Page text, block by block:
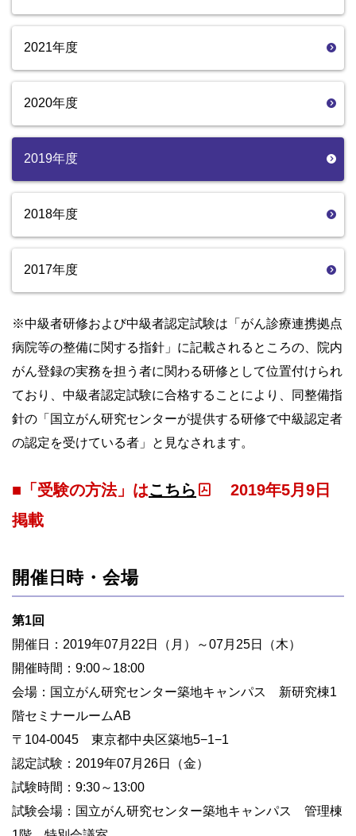
2021年度
2020年度
2019年度
2018年度
2017年度
※中級者研修および中級者認定試験は「がん診療連携拠点
病院等の整備に関する指針」に記載されるところの、院内
がん登録の実務を担う者に関わる研修として位置付けられ
ており、中級者認定試験に合格することにより、同整備指
針の「国立がん研究センターが提供する研修で中級認定者
の認定を受けている者」と見なされます。
■「受験の方法」はこちら
2019年5月9日
掲載
開催日時・会場
第1回
開催日：2019年07月22日（月）～07月25日（木）
開催時間：9:00～18:00
会場：国立がん研究センター築地キャンパス 新研究棟1
階セミナールームAB
〒104-0045 東京都中央区築地5−1−1
認定試験：2019年07月26日（金）
試験時間：9:30～13:00
試験会場：国立がん研究センター築地キャンパス 管理棟